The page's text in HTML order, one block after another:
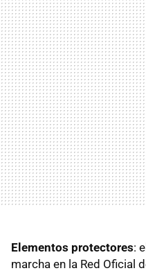
Elementos protectores:
marcha en la Red Oficial